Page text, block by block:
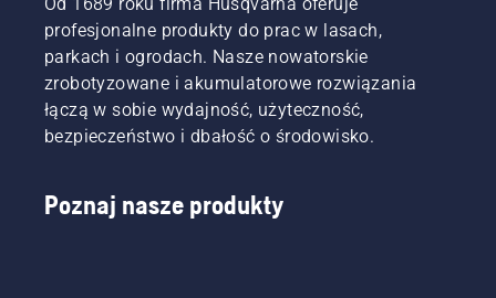
bardzo
wydajnemu
spalaniu.
przygotować
odpowiednią
mieszankę,
by
zapewnić
bezawaryjnie
działanie
profesjonalne produkty do prac w lasach,
parkach i ogrodach. Nasze nowatorskie
zrobotyzowane i akumulatorowe rozwiązania
łączą w sobie wydajność, użyteczność,
bezpieczeństwo i dbałość o środowisko.
Poznaj nasze produkty